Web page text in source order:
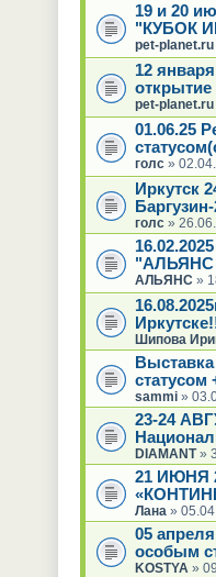
19 и 20
"КУБОК
pet-planet.ru
12
открытие
pet-planet.ru
01.06.25
голс»
Иркутск
голс»
"АЛЬЯНС
АЛЬЯНС »
Шипова
sammi»
23-24
DIAMANT»
21 ИЮНЯ
Лана »
05
особым
KOSTYA »